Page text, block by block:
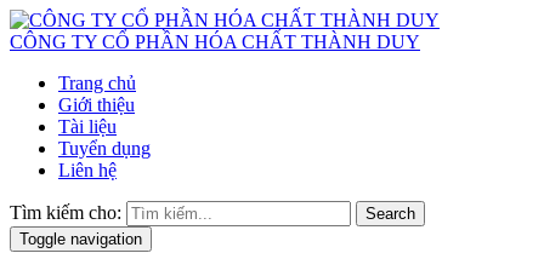
CÔNG TY CỔ PHẦN HÓA CHẤT THÀNH DUY
Trang chủ
Giới thiệu
Tài liệu
Tuyển dụng
Liên hệ
Tìm kiếm cho:
Search
Toggle navigation